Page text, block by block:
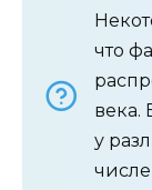
что
века.
у